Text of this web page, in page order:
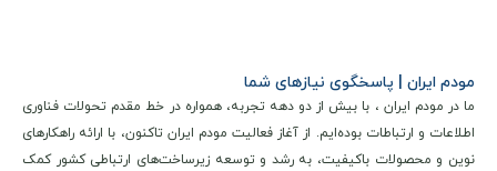
مودم ایران | پاسخگوی نیازهای شما
ما در مودم ایران ، با بیش از دو دهه تجربه، همواره در خط مقدم تحولات فناوری
اطلاعات و ارتباطات بوده‌ایم. از آغاز فعالیت مودم ایران تاکنون، با ارائه راهکارهای
نوین و محصولات باکیفیت، به رشد و توسعه زیرساخت‌های ارتباطی کشور کمک